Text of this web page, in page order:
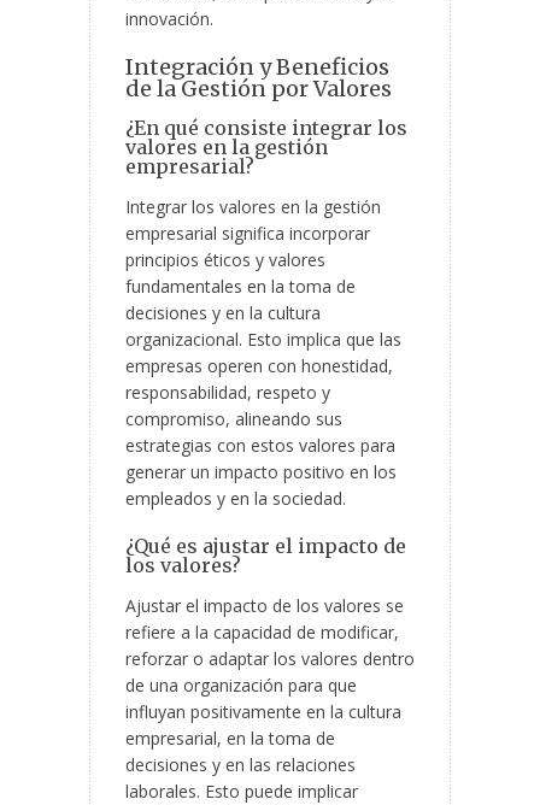
innovación.
Integración y Beneficios
de la Gestión por Valores
¿En qué consiste integrar los
valores en la gestión
empresarial?
Integrar los valores en la gestión
empresarial significa incorporar
principios éticos y valores
fundamentales en la toma de
decisiones y en la cultura
organizacional. Esto implica que las
empresas operen con honestidad,
responsabilidad, respeto y
compromiso, alineando sus
estrategias con estos valores para
generar un impacto positivo en los
empleados y en la sociedad.
¿Qué es ajustar el impacto de
los valores?
Ajustar el impacto de los valores se
refiere a la capacidad de modificar,
reforzar o adaptar los valores dentro
de una organización para que
influyan positivamente en la cultura
empresarial, en la toma de
decisiones y en las relaciones
laborales. Esto puede implicar